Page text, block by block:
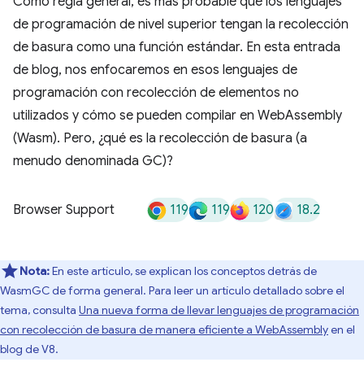
de programación de nivel superior tengan la recolección
de basura como una función estándar. En esta entrada
de blog, nos enfocaremos en esos lenguajes de
programación con recolección de elementos no
utilizados y cómo se pueden compilar en WebAssembly
(Wasm). Pero, ¿qué es la recolección de basura (a
menudo denominada GC)?
Browser Support 119 119 120 18.2
Nota:En este artículo, se explican los conceptos detrás de
WasmGC de forma general. Para leer un artículo detallado sobre el
tema, consulta Una nueva forma de llevar lenguajes de programación
con recolección de basura de manera eficiente a WebAssemblyen el
blog de V8.